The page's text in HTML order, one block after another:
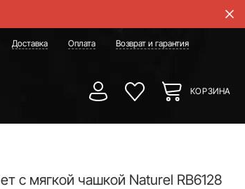
Доставка Оплата Возврат и гарантия
КОРЗИНА
с мягкой чашкой Naturel RB6128